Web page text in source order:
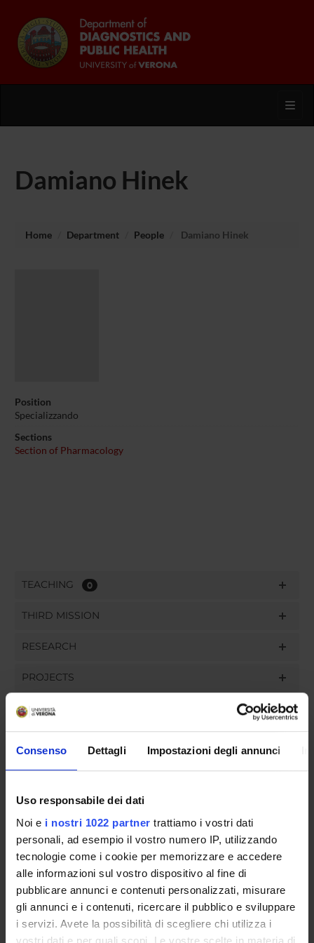
Consenso Dettagli Impostazioni degli annunci
Uso responsabile dei dati
Noi e i nostri 1022 partner trattiamo i vostri dati
personali, ad esempio il vostro numero IP, utilizzando
tecnologie come i cookie per memorizzare e accedere
alle informazioni sul vostro dispositivo al fine di
pubblicare annunci e contenuti personalizzati, misurare
gli annunci e i contenuti, ricercare il pubblico e sviluppare
i servizi. Avete la possibilità di scegliere chi utilizza i
vostri dati e per quali scopi. Le vostre scelte in materia di
Damiano Hinek
Home Department People Damiano Hinek
Position
Specializzando
Sections
Section of Pharmacology
TEACHING 0
THIRD MISSION
RESEARCH
PROJECTS
ASSIGNMENTS
COMMITTEES
DEPARTMENT ADMINISTRATION OFFICES
STUDENT ADMINISTRATION OFFICES